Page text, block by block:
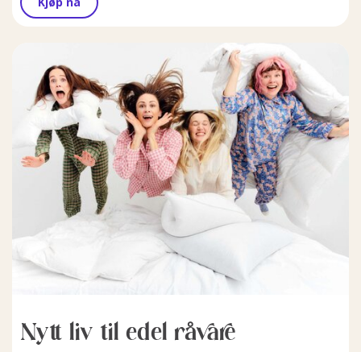
Nytt liv til edel råvare